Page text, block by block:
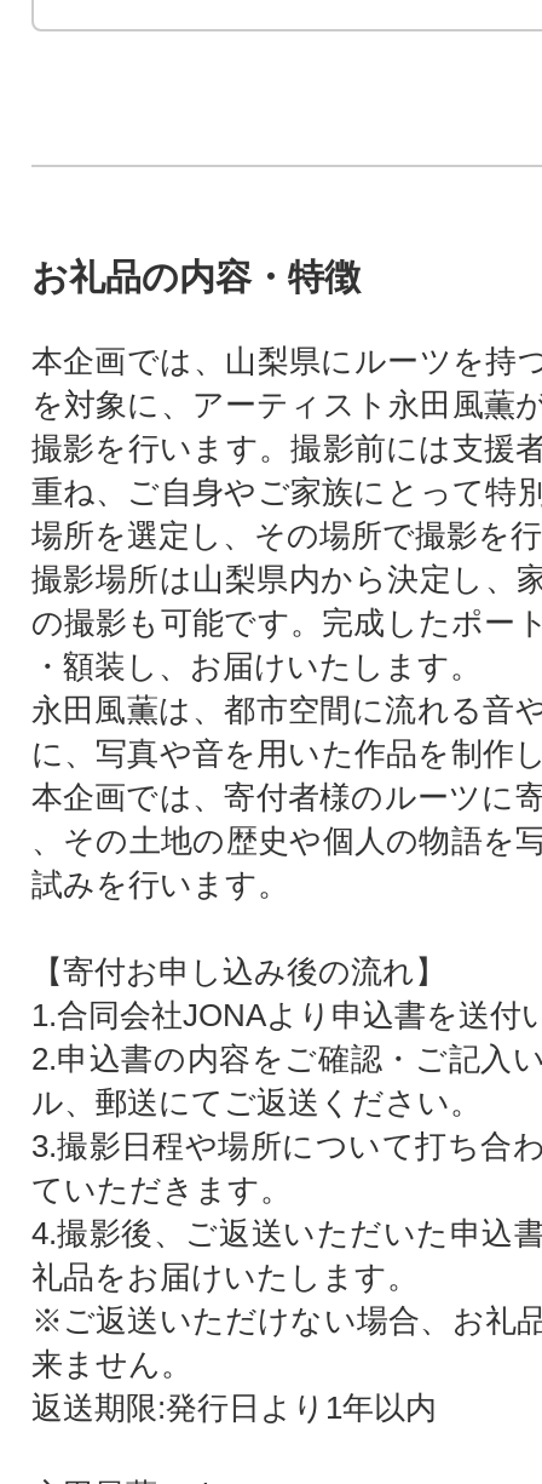
お礼品の内容・特徴
本企画では、山梨県にルーツを持
を対象に、アーティスト永田風薫
撮影を行います。撮影前には支援
重ね、ご自身やご家族にとって特
場所を選定し、その場所で撮影を
撮影場所は山梨県内から決定し、
の撮影も可能です。完成したポー
・額装し、お届けいたします。
永田風薫は、都市空間に流れる音
に、写真や音を用いた作品を制作
本企画では、寄付者様のルーツに
、その土地の歴史や個人の物語を
試みを行います。
【寄付お申し込み後の流れ】
1.合同会社JONAより申込書を送付
2.申込書の内容をご確認・ご記入
ル、郵送にてご返送ください。
3.撮影日程や場所について打ち合
ていただきます。
4.撮影後、ご返送いただいた申込
礼品をお届けいたします。
※ご返送いただけない場合、お礼
来ません。
返送期限:発行日より1年以内